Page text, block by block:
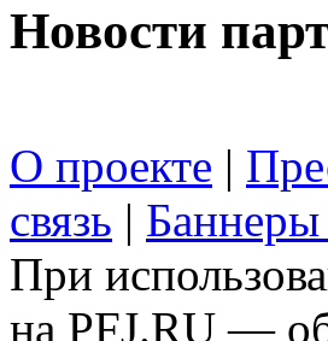
Новости
О проекте |
связь | Баннеры
При
на PFJ.RU —